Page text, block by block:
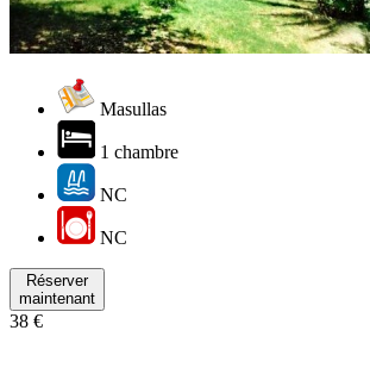
Masullas
1 chambre
NC
NC
Réserver
maintenant
38 €